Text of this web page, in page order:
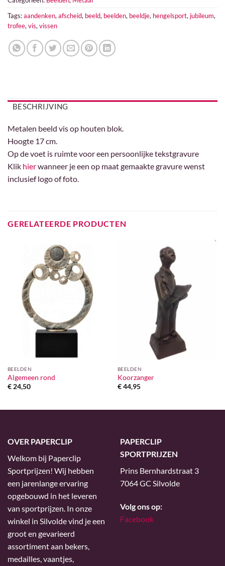
Tags:aandenken,afscheid, beeld, beelden, beeldje, hengelsport, jubileum,
trofee,vis,vissen
BESCHRIJVING
Metalen beeld vis op houten blok.
Hoogte 17 cm.
Op de voet is ruimte voor een persoonlijke tekstgravure
Klik hierwanneer je een op maat gemaakte gravure wenst
inclusief logo of foto.
GERELATEERDE PRODUCTEN
BEELDEN
Algemeen rond
€24,50
BEELDEN
Koorzanger
€44,95
OVER PAPERCLIP
Welkom bij Paperclip
Sportprijzen! Wij hebben
een jarenlange ervaring
opgebouwd in het leveren
van sportprijzen. In onze
winkel in Silvolde vind je een
groot en gevarieerd
assortiment aan bekers,
medailles, vaantjes,
PAPERCLIP
SPORTPRIJZEN
Prins Bernhardstraat 3
7064 GC Silvolde
Volg ons op:
Facebook